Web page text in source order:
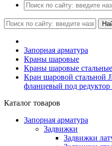
Запорная арматура
Краны шаровые
Краны шаровые стальные
Кран шаровой стальной
фланцевый под редуктор
Каталог товаров
Запорная арматура
Задвижки
Задвижки